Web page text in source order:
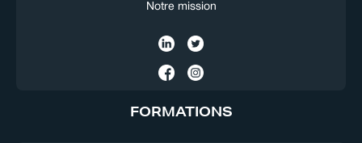
Notre mission
FORMATIONS